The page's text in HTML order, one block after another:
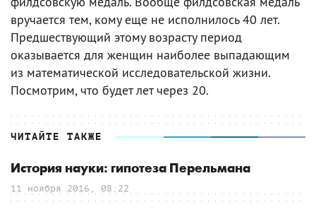
вручается тем, кому еще не исполнилось 40 лет.
Предшествующий этому возрасту период
оказывается для женщин наиболее выпадающим
из математической исследовательской жизни.
Посмотрим, что будет лет через 20.
ЧИТАЙТЕ ТАКЖЕ
История науки: гипотеза Перельмана
11 ноября 2016, 08:22